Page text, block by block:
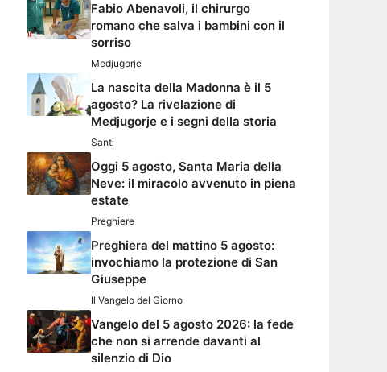
Fabio Abenavoli, il chirurgo
romano che salva i bambini con il
sorriso
Medjugorje
La nascita della Madonna è il 5
agosto? La rivelazione di
Medjugorje e i segni della storia
Santi
Oggi 5 agosto, Santa Maria della
Neve: il miracolo avvenuto in piena
estate
Preghiere
Preghiera del mattino 5 agosto:
invochiamo la protezione di San
Giuseppe
Il Vangelo del Giorno
Vangelo del 5 agosto 2026: la fede
che non si arrende davanti al
silenzio di Dio